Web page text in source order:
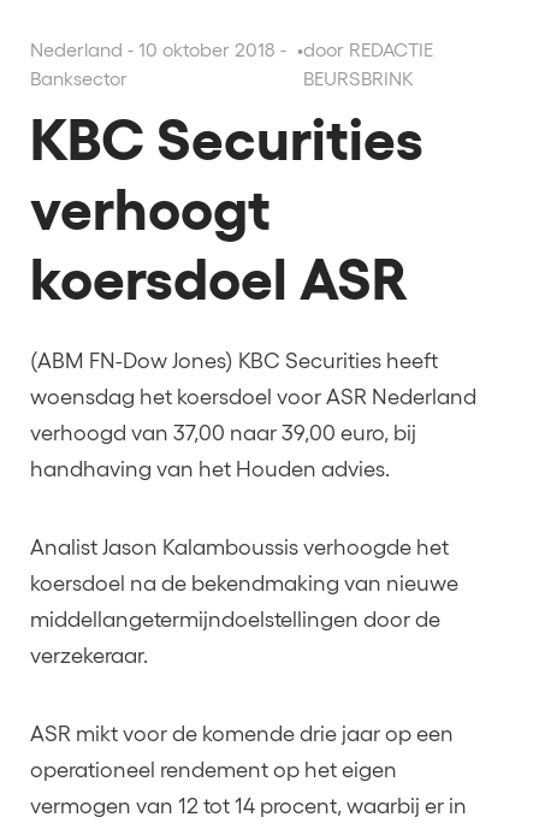
Nederland - 10 oktober 2018 -
Banksector
•door REDACTIE
BEURSBRINK
KBC Securities
verhoogt
koersdoel ASR
(ABM FN-Dow Jones) KBC Securities heeft
woensdag het koersdoel voor ASR Nederland
verhoogd van 37,00 naar 39,00 euro, bij
handhaving van het Houden advies.
Analist Jason Kalamboussis verhoogde het
koersdoel na de bekendmaking van nieuwe
middellangetermijndoelstellingen door de
verzekeraar.
ASR mikt voor de komende drie jaar op een
operationeel rendement op het eigen
vermogen van 12 tot 14 procent, waarbij er in